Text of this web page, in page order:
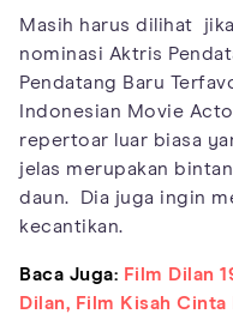
Masih harus dilihat
nominasi Aktris
Pendatang Baru
Indonesian Movie
repertoar luar biasa
jelas merupakan
daun. Dia juga ingin
kecantikan.
Baca Juga: Film Dilan
Dilan, Film Kisah